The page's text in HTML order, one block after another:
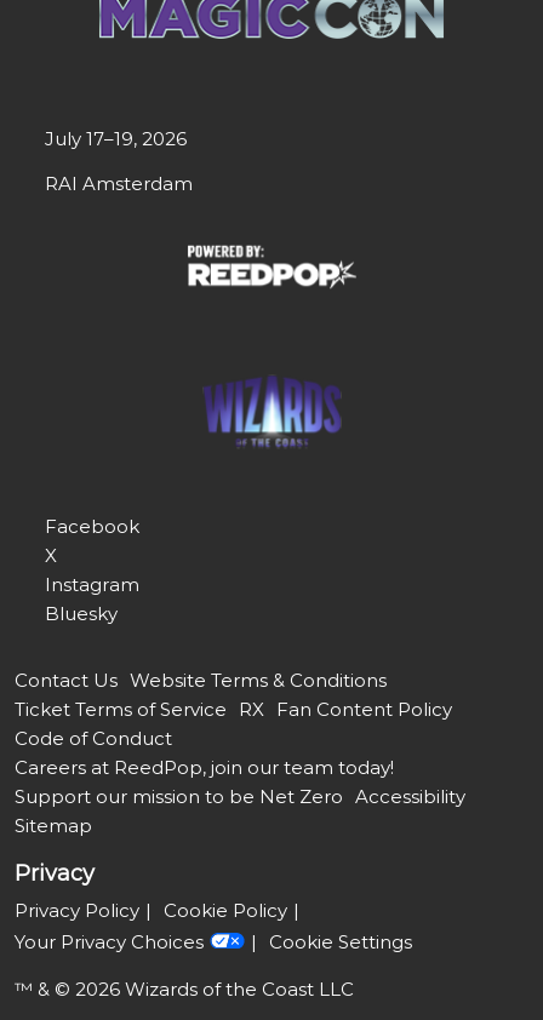
July 17–19, 2026
RAI Amsterdam
Facebook
X
Instagram
Bluesky
Contact Us Website Terms & Conditions
Ticket Terms of Service
RX
Fan Content Policy
Code of Conduct
Careers at ReedPop, join our team today!
Support our mission to be Net Zero Accessibility
Sitemap
Privacy
Privacy Policy
Cookie Policy
Your Privacy Choices
Cookie Settings
™ & © 2026 Wizards of the Coast LLC